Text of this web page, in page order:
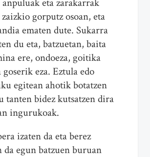
gorputz osoan, eta
ematen dute. Sukarra
du eta, batzuetan, baita
ere, ondoeza, goitika
goserik eza. Eztula edo
egitean ahotik botatzen
tanten bidez kutsatzen dira
ingurukoak.
izaten da eta berez
da egun batzuen buruan